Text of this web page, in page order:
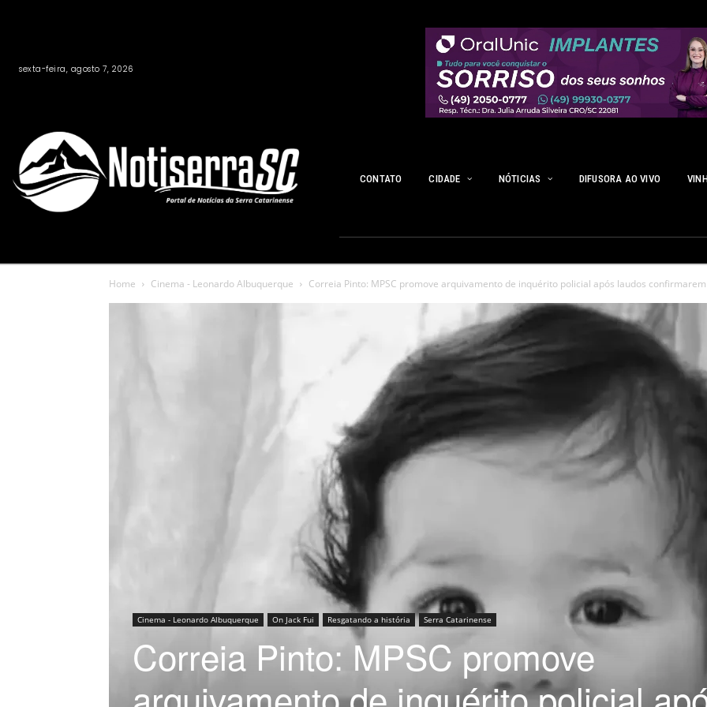
sexta-feira, agosto 7, 2026
CONTATO CIDADE NÓTICIAS DIFUSORA AO VIVO
Home Cinema - Leonardo Albuquerque Correia Pinto: MPSC promove arquivamento de inquérito policial após laudos
Cinema - Leonardo Albuquerque On Jack Fui Resgatando a história Serra Catarinense
Correia Pinto: MPSC promove